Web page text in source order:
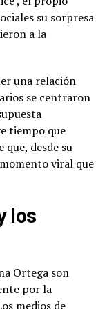
su sorpresa
a la
una relación
se centraron
tiempo que
desde su
viral que
los
Ortega son
por la
medios de